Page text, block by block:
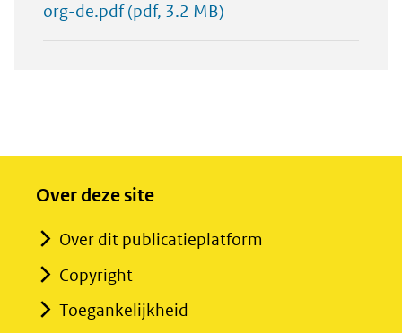
org-de.pdf(pdf, 3.2 MB)
Over deze site
Over dit publicatieplatform
Copyright
Toegankelijkheid